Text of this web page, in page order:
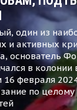
один из
и активных
основатель
в колонии
февраля
по целому